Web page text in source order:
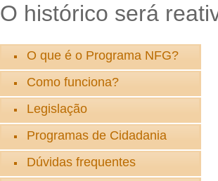
O histórico será
O que é o Programa NFG?
Como funciona?
Legislação
Programas de Cidadania
Dúvidas frequentes